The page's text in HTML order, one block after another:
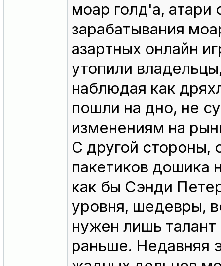
моар голд'а, атари
зарабатывания
азартных онлайн
утопили
наблюдая как
пошли на дно, не
изменениям на
С другой стороны,
пакетиков дошика
как бы Сэнди
уровня, шедевры,
нужен лишь
раньше. Недавняя